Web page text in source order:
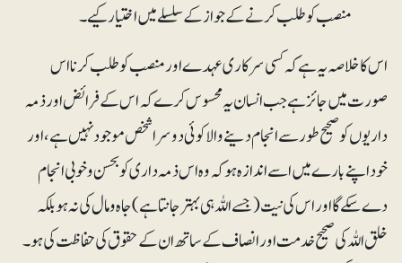
منصب کو طلب کرنے کے جواز کے سلسلے میں اختیار کیے۔
اس کا خلاصہ یہ ہے کہ کسی سرکاری عہدے اور منصب کو طلب کرنا اس
صورت میں جائزہے جب انسان یہ محسوس کرے کہ اس کے فرائض اور ذمہ
داریوں کو صحیح طور سے انجام دینے والا کوئی دوسرا شخص موجود نہیں ہے، اور
خود اپنے بارے میں اسے اندازہ ہو کہ وہ اس ذمہ داری کو بحسن و خوبی انجام
دے سکے گا اور اس کی نیت (جسے اللہ ہی بہتر جانتا ہے) جاہ و مال کی نہ ہو بلکہ
خلق اللہ کی صحیح خدمت اور انصاف کے ساتھ ان کے حقوق کی حفاظت کی ہو ۔